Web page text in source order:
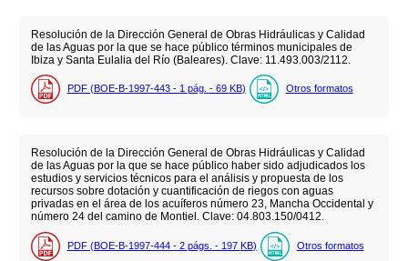
Resolución de la Dirección General de Obras Hidráulicas y Calidad
de las Aguas por la que se hace público términos municipales de
Ibiza y Santa Eulalia del Río (Baleares). Clave: 11.493.003/2112.
PDF (BOE-B-1997-443 - 1 pág. - 69 KB) Otros formatos
Resolución de la Dirección General de Obras Hidráulicas y Calidad
de las Aguas por la que se hace público haber sido adjudicados los
estudios y servicios técnicos para el análisis y propuesta de los
recursos sobre dotación y cuantificación de riegos con aguas
privadas en el área de los acuíferos número 23, Mancha Occidental y
número 24 del camino de Montiel. Clave: 04.803.150/0412.
PDF (BOE-B-1997-444 - 2 págs. - 197 KB) Otros formatos